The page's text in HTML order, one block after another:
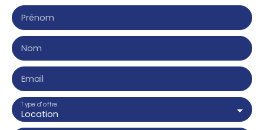
Prénom
Nom
Email
Location
Type d'offre